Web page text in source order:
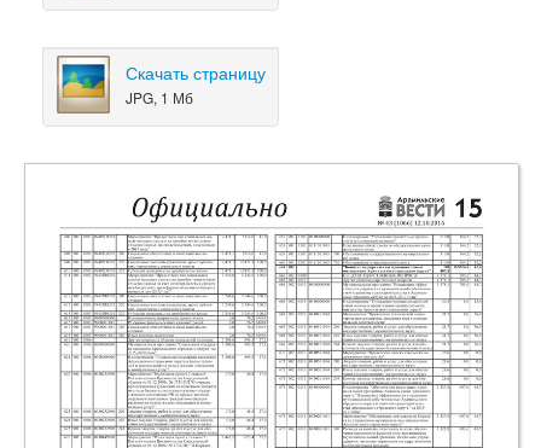
Скачать страницу
JPG, 1 Мб